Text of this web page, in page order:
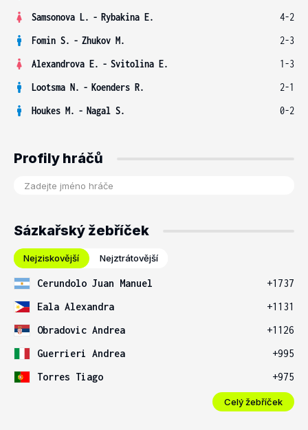
Samsonova L. - Rybakina E.
4-2
Fomin S. - Zhukov M.
2-3
Alexandrova E. - Svitolina E.
1-3
Lootsma N. - Koenders R.
2-1
Houkes M. - Nagal S. 0-2
Profily hráčů
Sázkařský žebříček
Nejziskovější Nejztrátovější
Cerundolo Juan Manuel
+1737
Eala Alexandra
+1131
Obradovic Andrea
+1126
Guerrieri Andrea
+995
Torres Tiago
+975
Celý žebříček